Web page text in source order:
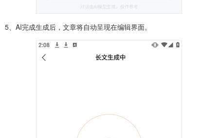
5、AI完成生成后，文章将自动呈现在编辑界面。